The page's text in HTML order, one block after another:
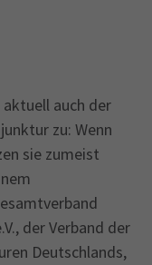
auch der
zu: Wenn
sie zumeist
der Verband der
Deutschlands,